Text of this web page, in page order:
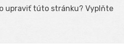
upraviť túto stránku? Vyplňte